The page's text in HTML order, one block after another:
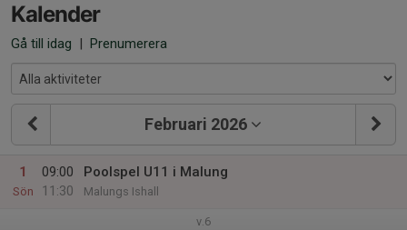
Kalender
Gå till idag | Prenumerera
Februari 2026
1
Sön
09:00
11:30
Poolspel U11 i Malung
Malungs Ishall
v.6